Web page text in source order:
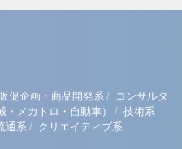
促企画・商品開発系 / コンサルタ
・メカトロ・自動車） / 技術系
通系 / クリエイティブ系